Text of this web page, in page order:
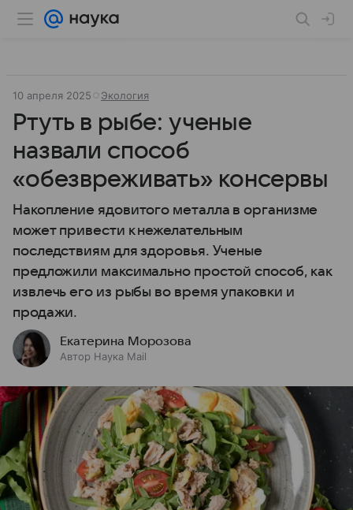
10 апреля 2025 Экология
Ртуть в рыбе: ученые
назвали способ
«обезвреживать» консервы
Накопление ядовитого металла в организме
может привести к нежелательным
последствиям для здоровья. Ученые
предложили максимально простой способ, как
извлечь его из рыбы во время упаковки и
продажи.
Екатерина Морозова
Автор Наука Mail